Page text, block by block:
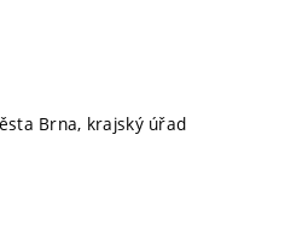
Brna, krajský úřad